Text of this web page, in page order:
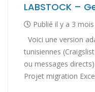
Publié il y a 3
Voici une version
tunisiennes
ou messages
Projet migration